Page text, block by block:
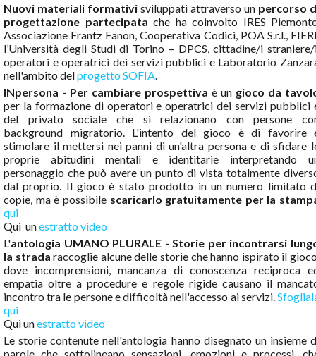
Nuovi materiali formativi sviluppati attraverso un percorso
progettazione partecipata che ha coinvolto IRES
Associazione Frantz Fanon, Cooperativa Codici, POA S.r.l.,
l’Università degli Studi di Torino – DPCS, cittadine/i
operatori e operatrici dei servizi pubblici e Laboratorio
nell'ambito delprogetto SOFIA.
INpersona - Per cambiare prospettiva è un gioco da
per la formazione di operatori e operatrici dei servizi pubblici
del privato sociale che si relazionano con persone
background migratorio. L'intento del gioco è di favorire
stimolare il mettersi nei panni di un'altra persona e di sfidare
proprie abitudini mentali e identitarie interpretando
personaggio che può avere un punto di vista totalmente
dal proprio. Il gioco è stato prodotto in un numero limitato
copie, ma è possibile scaricarlo gratuitamente per la
qui
Qui unestratto video
L'antologia UMANO PLURALE - Storie per incontrarsi
la strada raccoglie alcune delle storie che hanno ispirato il
dove incomprensioni, mancanza di conoscenza reciproca
empatia oltre a procedure e regole rigide causano il
incontro tra le persone e difficoltà nell'accesso ai servizi.
qui
Qui unestratto video
Le storie contenute nell'antologia hanno disegnato un insieme